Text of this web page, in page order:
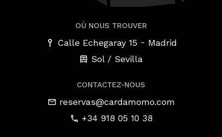
OÙ NOUS TROUVER
Calle Echegaray 15 - Madrid
Sol / Sevilla
CONTACTEZ-NOUS
reservas@cardamomo.com
+34 918 05 10 38